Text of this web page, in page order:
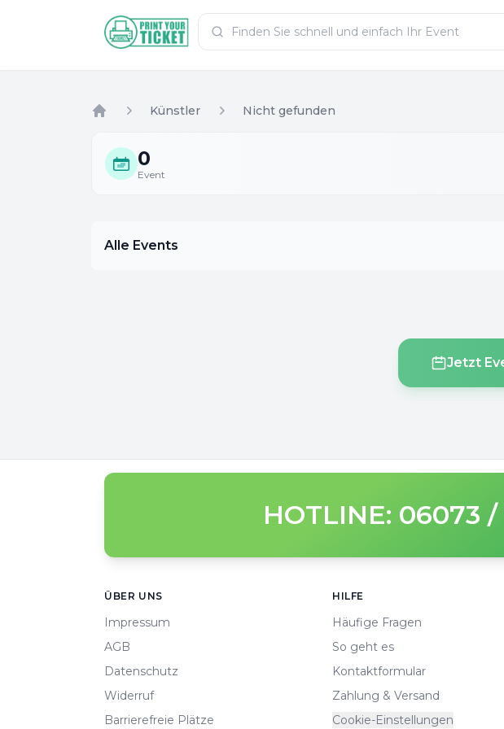
Zum HauptinhaltPrintYourTicket
Künstler Nicht gefunden
0
Event
Alle Events
Jetzt
HOTLINE: 06073
ÜBER UNS
Impressum
AGB
Datenschutz
Widerruf
Barrierefreie Plätze
HILFE
Häufige Fragen
So geht es
Kontaktformular
Zahlung & Versand
Cookie-Einstellungen